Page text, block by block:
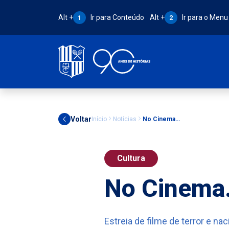
Atalho Alt + 1:
Alt + 1 Ir para Conteúdo Atalho Alt + 2:
Alt + 2 Ir para o Menu
Voltar Início Notícias No Cinema…
Cultura
No
Estreia de filme de terror e